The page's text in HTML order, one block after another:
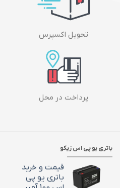
تحویل اکسپرس
پرداخت در محل
باتری یو پی اس زیکو
قیمت و خرید
باتری یو پی